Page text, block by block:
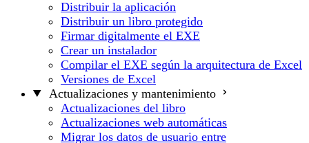
Distribuir la aplicación
Distribuir un libro protegido
Firmar digitalmente el EXE
Crear un instalador
Compilar el EXE según la arquitectura de Excel
Versiones de Excel
Actualizaciones y mantenimiento
Actualizaciones del libro
Actualizaciones web automáticas
Migrar los datos de usuario entre